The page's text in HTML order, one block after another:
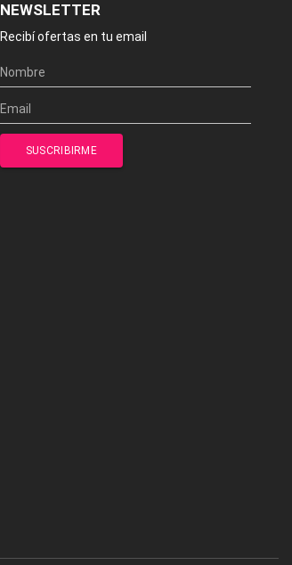
NEWSLETTER
Recibí ofertas en tu email